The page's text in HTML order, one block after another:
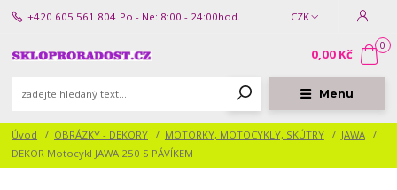
Menu
CZK
+420 605 561 804 Po - Ne: 8:00 - 24:00hod.
0
0,00 Kč
Úvod OBRÁZKY - DEKORY MOTORKY, MOTOCYKLY, SKÚTRY
JAWA
DEKOR Motocykl JAWA 250 S PÁVÍKEM